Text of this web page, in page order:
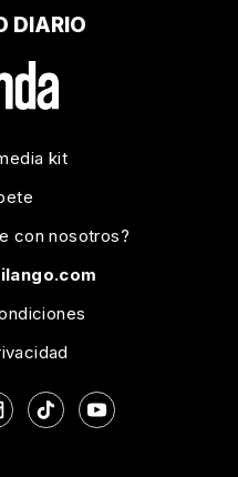
DIARIO
kit
con nosotros?